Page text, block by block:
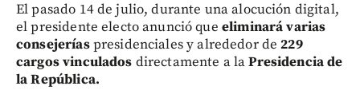
El pasado 14 de julio, durante una alocución digital,
el presidente electo anunció que eliminará varias
consejeríaspresidenciales y alrededor de 229
cargos vinculados directamente a laPresidencia de
la República.